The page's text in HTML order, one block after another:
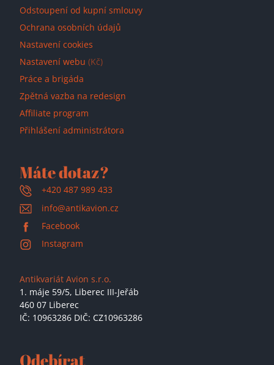
Odstoupení od kupní smlouvy
Ochrana osobních údajů
Nastavení cookies
Nastavení webu (Kč)
Práce a brigáda
Zpětná vazba na redesign
Affiliate program
Přihlášení administrátora
Máte dotaz?
+420 487 989 433
info@antikavion.cz
Facebook
Instagram
Antikvariát Avion s.r.o.
1. máje 59/5, Liberec III-Jeřáb
460 07 Liberec
IČ: 10963286 DIČ: CZ10963286
Odebírat